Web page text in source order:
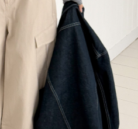
익스클루시브
블라우스